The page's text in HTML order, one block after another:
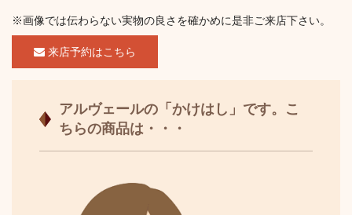
※画像では伝わらない実物の良さを確かめに是非ご来店下さい。
来店予約はこちら
アルヴェールの「かけはし」です。こ
ちらの商品は・・・